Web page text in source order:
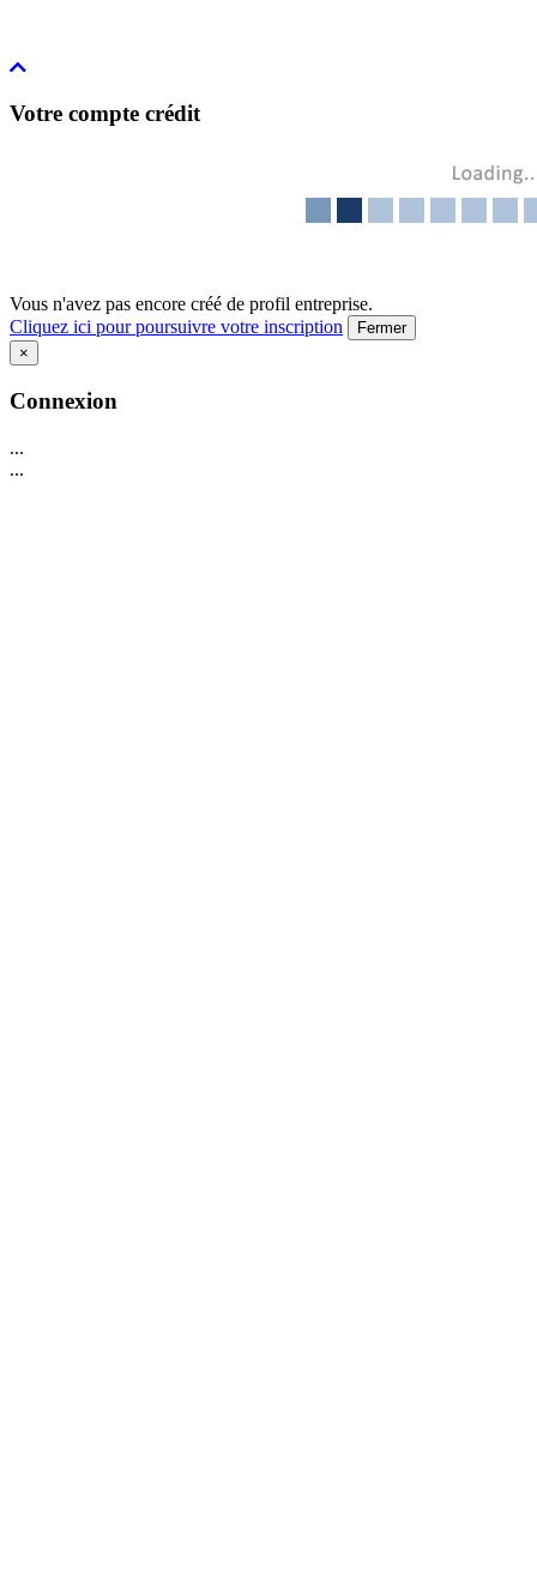
Votre compte crédit
Vous n'avez pas encore créé de profil entreprise.
Cliquez ici pour poursuivre votre inscription
Fermer
×
Connexion
...
...